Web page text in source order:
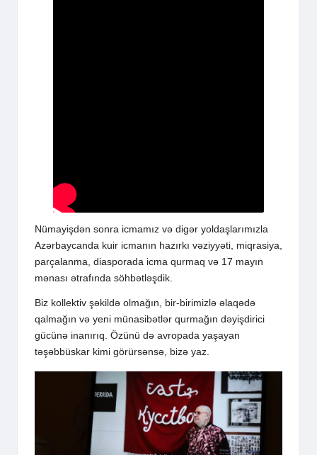
Nümayişdən sonra icmamız və digər yoldaşlarımızla
Azərbaycanda kuir icmanın hazırkı vəziyyəti, miqrasiya,
parçalanma, diasporada icma qurmaq və 17 mayın
mənası ətrafında söhbətləşdik.
Biz kollektiv şəkildə olmağın, bir-birimizlə əlaqədə
qalmağın və yeni münasibətlər qurmağın dəyişdirici
gücünə inanırıq. Özünü də avropada yaşayan
təşəbbüskar kimi görürsənsə, bizə yaz.